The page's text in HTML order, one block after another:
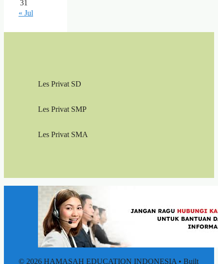
31
« Jul
Les Privat SD
Les Privat SMP
Les Privat SMA
© 2026 HAMASAH EDUCATION INDONESIA • Built